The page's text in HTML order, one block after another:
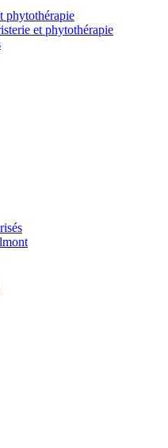
phytothérapie
et phytothérapie